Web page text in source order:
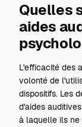
Quelles
aides
L'efficacité des
volonté de
dispositifs. Les
d'aides
à laquelle ils ne